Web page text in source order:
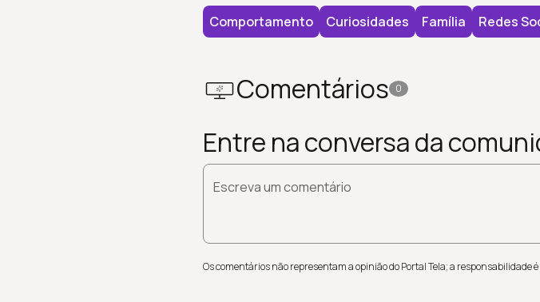
Comportamento Curiosidades Família Redes
Comentários 0
Entre na conversa da
Escreva um comentário
Os comentários não representam a opinião do Portal Tela; a responsabilidade